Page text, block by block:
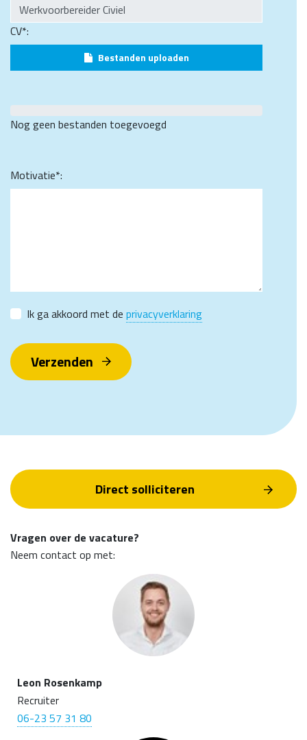
CV*:
Bestanden uploaden
Nog geen bestanden toegevoegd
Motivatie*:
Ik ga akkoord met de privacyverklaring
Verzenden
Direct solliciteren
Vragen over de vacature?
Neem contact op met:
Leon Rosenkamp
Recruiter
06-23 57 31 80